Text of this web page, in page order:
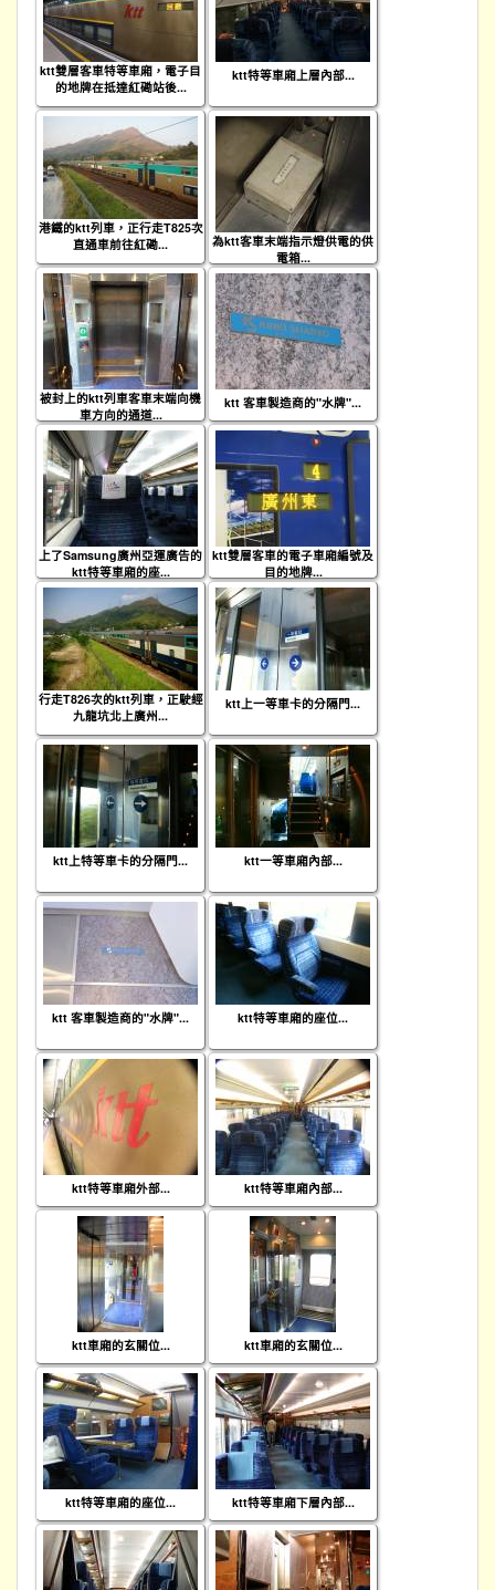
ktt雙層客車特等車廂，電子目
的地牌在抵達紅磡站後...
ktt特等車廂上層內部...
港鐵的ktt列車，正行走T825次
直通車前往紅磡...
為ktt客車末端指示燈供電的供
電箱...
被封上的ktt列車客車末端向機
車方向的通道...
ktt 客車製造商的"水牌"...
上了Samsung廣州亞運廣告的
ktt特等車廂的座...
ktt雙層客車的電子車廂編號及
目的地牌...
行走T826次的ktt列車，正駛經
九龍坑北上廣州...
ktt上一等車卡的分隔門...
ktt上特等車卡的分隔門... ktt一等車廂內部...
ktt 客車製造商的"水牌"... ktt特等車廂的座位...
ktt特等車廂外部... ktt特等車廂內部...
ktt車廂的玄關位... ktt車廂的玄關位...
ktt特等車廂的座位... ktt特等車廂下層內部...